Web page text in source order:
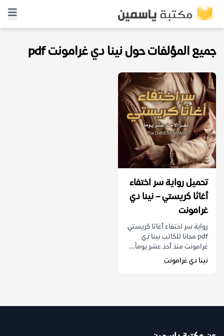
جميع المؤلفات حول نينا دي غرامونت pdf
تحميل رواية سر اختفاء
أغاثا كريستي – نينا دي
غرامونت
رواية سر اختفاء أغاثا كريستي
pdf مجانا للكاتب نينا دي
غرامونت منذ أحد عشر يوماً...
نينا دي غرامونت